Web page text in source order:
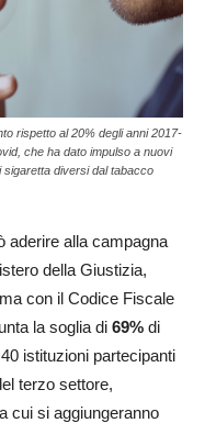
rispetto al 20% degli anni 2017-
che ha dato impulso a nuovi
sigaretta diversi dal tabacco
aderire alla campagna
della Giustizia,
con il Codice Fiscale
la soglia di 69% di
istituzioni partecipanti
terzo settore,
cui si aggiungeranno